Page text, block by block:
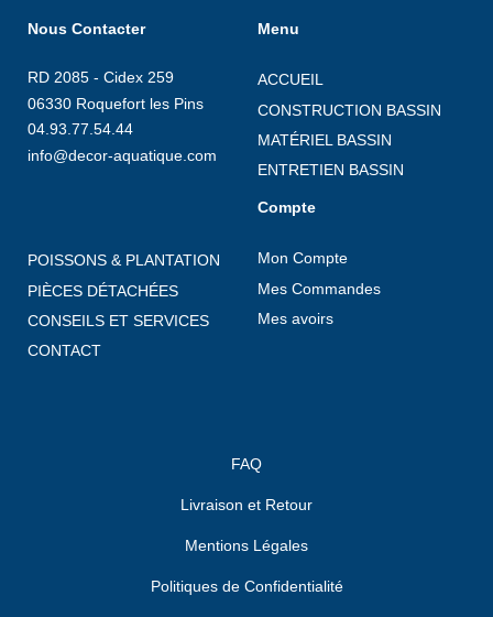
Nous Contacter
RD 2085 - Cidex 259
06330 Roquefort les Pins
04.93.77.54.44
info@decor-aquatique.com
Menu
ACCUEIL
CONSTRUCTION BASSIN
MATÉRIEL BASSIN
ENTRETIEN BASSIN
POISSONS & PLANTATION
PIÈCES DÉTACHÉES
CONSEILS ET SERVICES
CONTACT
Compte
Mon Compte
Mes Commandes
Mes avoirs
FAQ
Livraison et Retour
Mentions Légales
Politiques de Confidentialité